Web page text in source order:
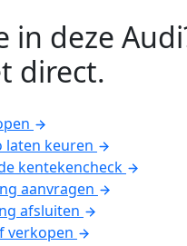
in deze
direct.
laten keuren
kentekencheck
aanvragen
afsluiten
verkopen